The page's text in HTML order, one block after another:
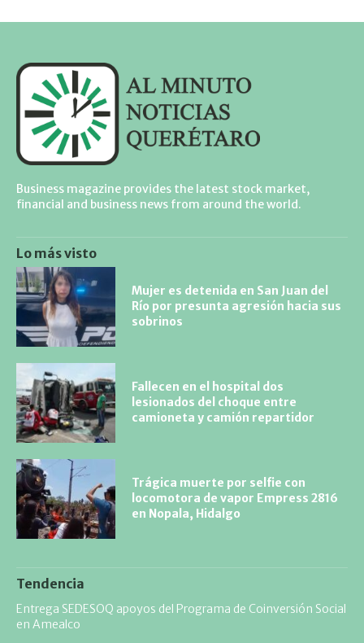
Business magazine provides the latest stock market,
financial and business news from around the world.
Lo más visto
Mujer es detenida en San Juan del
Río por presunta agresión hacia sus
sobrinos
Fallecen en el hospital dos
lesionados del choque entre
camioneta y camión repartidor
Trágica muerte por selfie con
locomotora de vapor Empress 2816
en Nopala, Hidalgo
Tendencia
Entrega SEDESOQ apoyos del Programa de Coinversión Social
en Amealco